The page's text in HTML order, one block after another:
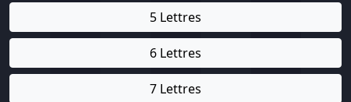
5 Lettres
6 Lettres
7 Lettres